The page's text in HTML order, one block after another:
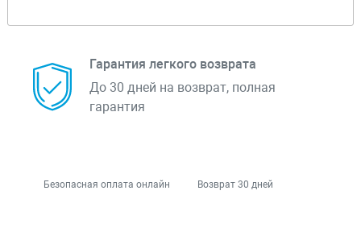
Гарантия легкого возврата
До 30 дней на возврат, полная
гарантия
Безопасная оплата онлайн Возврат 30 дней